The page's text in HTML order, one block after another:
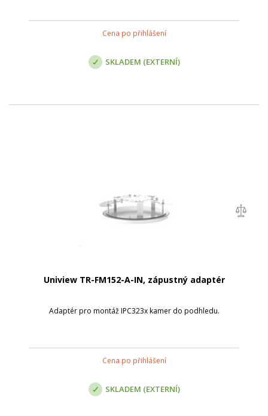
Cena po přihlášení
SKLADEM (EXTERNÍ)
Uniview TR-FM152-A-IN, zápustný adaptér
Adaptér pro montáž IPC323x kamer do podhledu.
Cena po přihlášení
SKLADEM (EXTERNÍ)